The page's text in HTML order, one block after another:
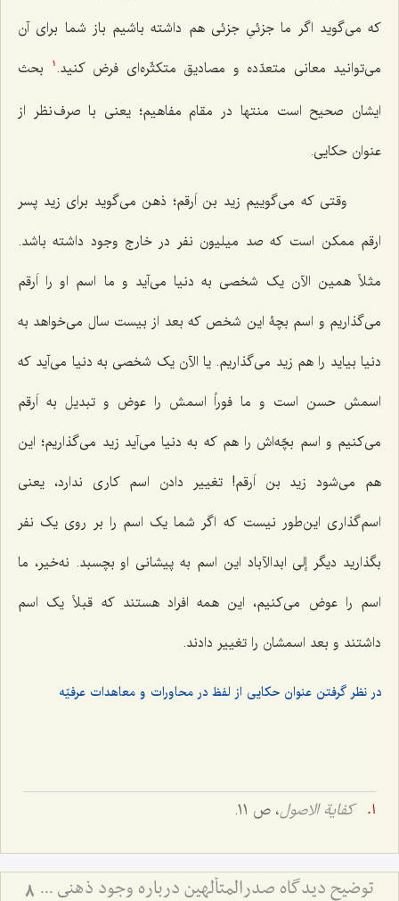
که می‌گوید اگر ما جزئیِ جزئی هم داشته باشیم باز شما برای آن
می‌توانید معانی متعدّده و مصادیق متکثّره‌ای فرض کنید. 1
بحث
ایشان صحیح است منتها در مقام مفاهیم؛ یعنی با صرف نظر از
عنوان حکایی.
وقتی که می‌گوییم زید بن اَرقم؛ ذهن می‌گوید برای زید پسر
ارقم ممکن است که صد میلیون نفر در خارج وجود داشته باشد.
مثلاً همین الآن یک شخصی به دنیا می‌آید و ما اسم او را اَرقم
می‌گذاریم و اسم بچۀ این شخص که بعد از بیست سال می‌خواهد به
دنیا بیاید را هم زید می‌گذاریم. یا الآن یک شخصی به دنیا می‌آید که
اسمش حسن است و ما فوراً اسمش را عوض و تبدیل به اَرقم
می‌کنیم و اسم بچّه‌اش را هم که به دنیا می‌آید زید می‌گذاریم؛ این
هم می‌شود زید بن اَرقم! تغییر دادن اسم کاری ندارد، یعنی
اسم‌گذاری این‌طور نیست که اگر شما یک اسم را بر روی یک نفر
بگذارید دیگر إلی ابدالآباد این اسم به پیشانی او بچسبد. نه‌خیر، ما
اسم را عوض می‌کنیم، این همه افراد هستند که قبلاً یک اسم
داشتند و بعد اسمشان را تغییر دادند.
در نظر گرفتن عنوان حکایی از لفظ در محاورات و معاهدات عرفیّه
کفایة الاصول، ص 11.
توضیح دیدگاه صدرالمتألهین درباره وجود ذهنی - نسبت حمل اولی ذاتی و حمل شایع در حل اشکال جزئی و کلی 8